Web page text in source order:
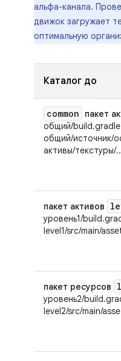
альфа-канала.
движок загружает
оптимальную
Каталог до
common пакет
общий/build.gradle
общий/источник/
активы/текстуры/
пакет активов
уровень1/
level1/src/main/
пакет ресурсов
уровень2/
level2/src/main/